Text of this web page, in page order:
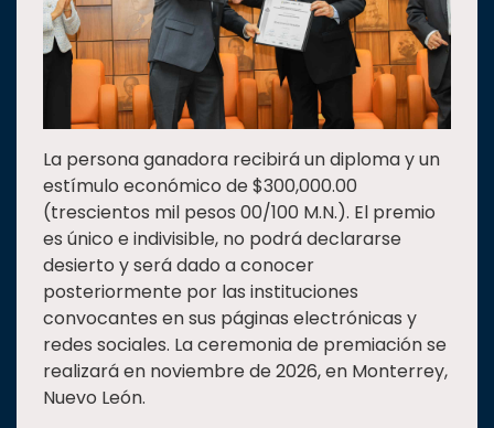
La persona ganadora recibirá un diploma y un
estímulo económico de $300,000.00
(trescientos mil pesos 00/100 M.N.). El premio
es único e indivisible, no podrá declararse
desierto y será dado a conocer
posteriormente por las instituciones
convocantes en sus páginas electrónicas y
redes sociales. La ceremonia de premiación se
realizará en noviembre de 2026, en Monterrey,
Nuevo León.